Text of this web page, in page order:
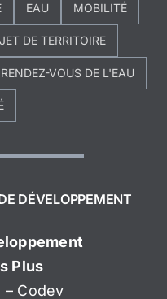
EAU MOBILITÉ
DE TERRITOIRE
RENDEZ-VOUS DE L'EAU
DÉVELOPPEMENT
Plus
– Codev